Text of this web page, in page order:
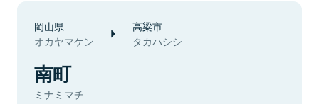
岡山県
オカヤマケン
高梁市
タカハシシ
南町
ミナミマチ